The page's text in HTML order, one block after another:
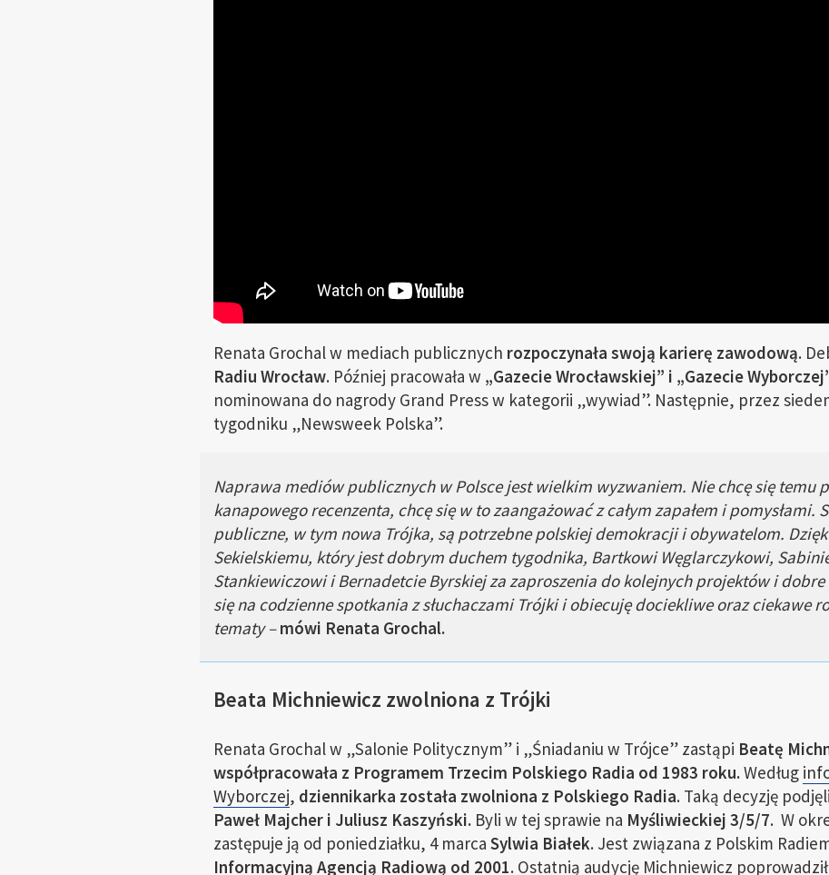
Renata Grochal w mediach publicznych rozpoczynała swoją karierę zawodową.
Radiu Wrocław. Później pracowała w „Gazecie Wrocławskiej” i „Gazecie
nominowana do nagrody Grand Press w kategorii „wywiad”. Następnie, przez
tygodniku „Newsweek Polska”.
Naprawa mediów publicznych w Polsce jest wielkim wyzwaniem. Nie chcę się temu
kanapowego recenzenta, chcę się w to zaangażować z całym zapałem i pomysłami.
publiczne, w tym nowa Trójka, są potrzebne polskiej demokracji i obywatelom.
Sekielskiemu, który jest dobrym duchem tygodnika, Bartkowi Węglarczykowi,
Stankiewiczowi i Bernadetcie Byrskiej za zaproszenia do kolejnych projektów i dobre
się na codzienne spotkania z słuchaczami Trójki i obiecuję dociekliwe oraz ciekawe
tematy –mówi Renata Grochal.
Beata Michniewicz zwolniona z Trójki
Renata Grochal w „Salonie Politycznym” i „Śniadaniu w Trójce” zastąpi Beatę
współpracowała z Programem Trzecim Polskiego Radia od 1983 roku.Według
Wyborczej, dziennikarka została zwolniona z Polskiego Radia. Taką decyzję
Paweł Majcher i Juliusz Kaszyński.Byli w tej sprawie na Myśliwieckiej 3/5/7. W
zastępuje ją od poniedziałku, 4 marca Sylwia Białek. Jest związana z Polskim
Informacyjną Agencją Radiową od 2001. Ostatnią audycję Michniewicz